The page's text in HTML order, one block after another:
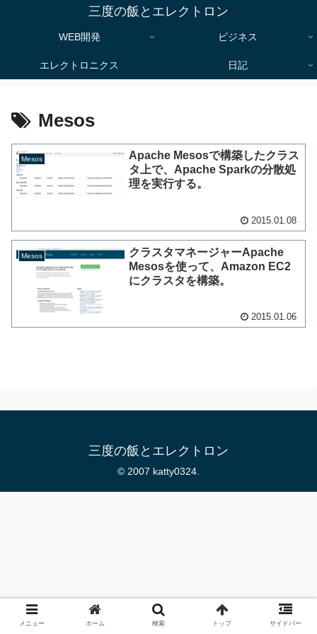
三度の飯とエレクトロン
WEB開発 ビジネス
エレクトロニクス 日記
Mesos
Mesos
Apache Mesosで構築したクラス
タ上で、Apache Sparkの分散処
理を実行する。
2015.01.08
Mesos
クラスタマネージャーApache
Mesosを使って、Amazon EC2
にクラスタを構築。
2015.01.06
三度の飯とエレクトロン
© 2007 katty0324.
メニュー ホーム 検索 トップ サイドバー